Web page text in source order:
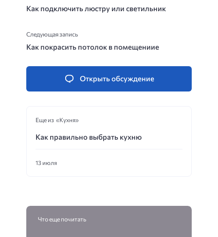
Как подключить люстру или светильник
Следующая запись
Как покрасить потолок в помещениие
Открыть обсуждение
Еще из «Кухня»
Как правильно выбрать кухню
13 июля
Что еще почитать